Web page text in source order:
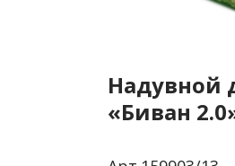
Надувной
«Биван